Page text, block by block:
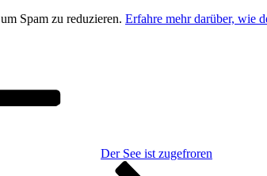
Spam zu reduzieren. Erfahre mehr darüber, wie
Der See ist zugefroren